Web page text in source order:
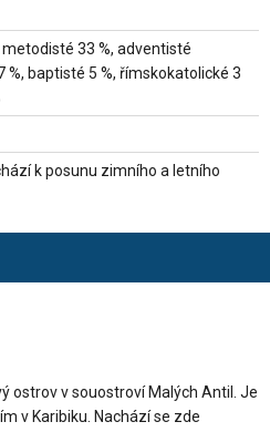
metodisté 33 %, adventisté
%, baptisté 5 %, římskokatolické 3
k posunu zimního a letního
ostrov v souostroví Malých Antil. Je
v Karibiku. Nachází se zde